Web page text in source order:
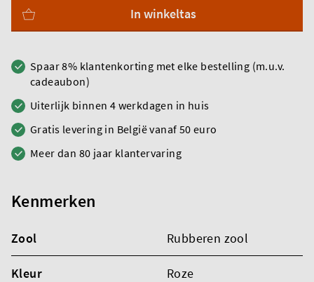
In winkeltas
Spaar 8% klantenkorting met elke bestelling (m.u.v.
cadeaubon)
Uiterlijk binnen 4 werkdagen in huis
Gratis levering in België vanaf 50 euro
Meer dan 80 jaar klantervaring
Kenmerken
Zool Rubberen zool
Kleur Roze